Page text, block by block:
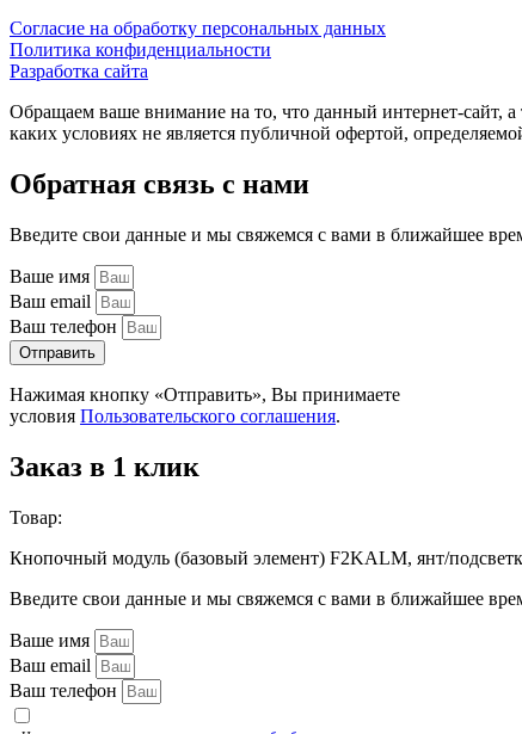
Согласие на обработку персональных данных
Политика конфиденциальности
Разработка сайта
Обращаем ваше внимание на то, что данный интернет-сайт,
каких условиях не является публичной офертой,
Обратная связь с нами
Введите свои данные и мы свяжемся с вами в ближайшее
Ваше имя
Ваш email
Ваш телефон
Отправить
Нажимая кнопку «Отправить», Вы принимаете
условия Пользовательского соглашения.
Заказ в 1 клик
Товар:
Кнопочный модуль (базовый элемент) F2KALM, янт/
Введите свои данные и мы свяжемся с вами в ближайшее
Ваше имя
Ваш email
Ваш телефон